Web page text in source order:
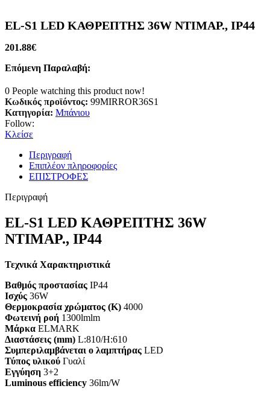
EL-S1 LED ΚΑΘΡΕΠΤΗΣ 36W ΝΤΙΜΑΡ., IP44
201.88€
Επόμενη Παραλαβή:
0 People watching this product now!
Κωδικός προϊόντος: 99MIRROR36S1
Κατηγορία: Μπάνιου
Follow:
Κλείσε
Περιγραφή
Επιπλέον πληροφορίες
ΕΠΙΣΤΡΟΦΕΣ
Περιγραφή
EL-S1 LED ΚΑΘΡΕΠΤΗΣ 36W
ΝΤΙΜΑΡ., IP44
Τεχνικά Χαρακτηριστικά
Βαθμός προστασίας IP44
Ισχύς 36W
Θερμοκρασία χρώματος (K) 4000
Φωτεινή ροή 1300lmlm
Μάρκα ELMARK
Διαστάσεις (mm) L:810/H:610
Συμπεριλαμβάνεται ο λαμπτήρας LED
Τύπος υλικού Γυαλί
Εγγύηση 3+2
Luminous efficiency 36lm/W